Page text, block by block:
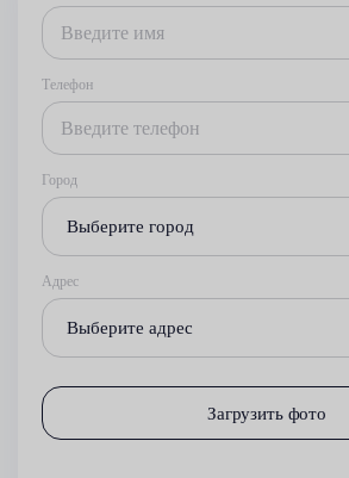
Телефон
Город
Выберите город
Адрес
Выберите адрес
Загрузить фото